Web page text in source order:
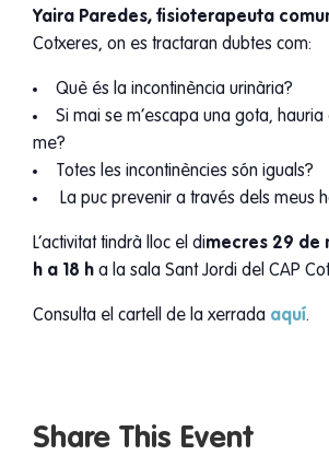
Yaira Paredes, fisioterapeuta
Cotxeres, on es tractaran dubtes com:
Què és la incontinència urinària?
Si mai se m’escapa una gota,
me?
Totes les incontinències són iguals?
La puc prevenir a través dels meus
L’activitat tindrà lloc el dimecres 29 de
h a 18 h a la sala Sant Jordi del CAP
Consulta el cartell de la xerrada aquí.
Share This Event